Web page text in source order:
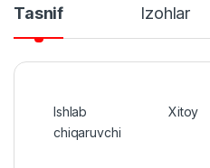
Tasnif Izohlar
Ishlab
chiqaruvchi
Xitoy